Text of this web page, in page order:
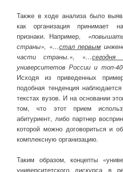
Также в ходе анализа было
как организация принимает
признаки. Например,
страны», «…стал первым
части страны.», «…
университетов России и топ-
Исходя из приведенных
подобная тенденция
текстах вузов. И на основании
том, что этот прием
абитуриент, либо партнер
которой можно договориться и
комплексную организацию.
Таким образом, концепты
университетского дискурса в